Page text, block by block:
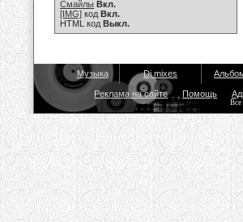
Смайлы Вкл.
[IMG] код Вкл.
HTML код Выкл.
Музыка Dj mixes
Реклама на сайте Помощь